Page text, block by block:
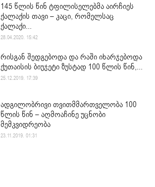
145 წლის წინ ტფილისელებმა აირჩიეს
ქალაქის თავი – კაცი, რომელსაც
ქალაქი...
28.04.2020. 15:42
რისგან შედგებოდა და რაში იხარჯებოდა
ქუთაისის ბიუჯეტი ზუსტად 100 წლის წინ,...
25.12.2019. 17:39
ადგილობრივი თვითმმართველობა 100
წლის წინ – აღმოაჩინე უცნობი
მემკვიდრეობა
23.11.2019. 01:31